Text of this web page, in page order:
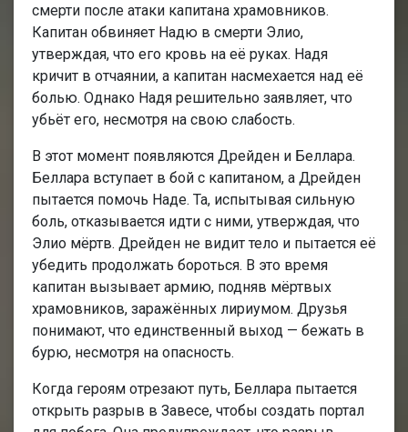
смерти после атаки капитана храмовников.
Капитан обвиняет Надю в смерти Элио,
утверждая, что его кровь на её руках. Надя
кричит в отчаянии, а капитан насмехается над её
болью. Однако Надя решительно заявляет, что
убьёт его, несмотря на свою слабость.
В этот момент появляются Дрейден и Беллара.
Беллара вступает в бой с капитаном, а Дрейден
пытается помочь Наде. Та, испытывая сильную
боль, отказывается идти с ними, утверждая, что
Элио мёртв. Дрейден не видит тело и пытается её
убедить продолжать бороться. В это время
капитан вызывает армию, подняв мёртвых
храмовников, заражённых лириумом. Друзья
понимают, что единственный выход — бежать в
бурю, несмотря на опасность.
Когда героям отрезают путь, Беллара пытается
открыть разрыв в Завесе, чтобы создать портал